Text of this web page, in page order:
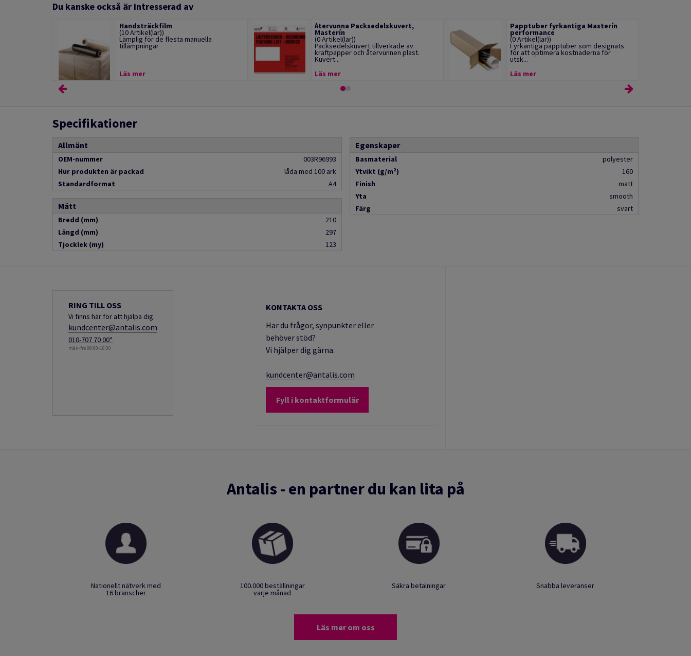
Du kanske också är intresserad av
Handsträckfilm
(10 Artikel(lar))
Lämplig för de flesta manuella
tillämpningar
Läs mer
Återvunna Packsedelskuvert,
Masterín
(0 Artikel(lar))
Packsedelskuvert tillverkade av
kraftpapper och återvunnen plast.
Kuvert...
Läs mer
Papptuber fyrkantiga Masterín
performance
(0 Artikel(lar))
Fyrkantiga papptuber som designats
för att optimera kostnaderna för
utsk...
Läs mer
Specifikationer
Allmänt
OEM-nummer
003R96993
Hur produkten är packad
låda med 100 ark
Standardformat
A4
Mått
Bredd (mm)
210
Längd (mm)
297
Tjocklek (my)
123
Egenskaper
Basmaterial
polyester
Ytvikt (g/m²)
160
Finish
matt
Yta
smooth
Färg
svart
RING TILL OSS
Vi finns här för att hjälpa dig.
kundcenter@antalis.com
010-707 70 00*
mån-fre 08:00-16:30
KONTAKTA OSS
Har du frågor, synpunkter eller
behöver stöd?
Vi hjälper dig gärna.
kundcenter@antalis.com
Fyll i kontaktformulär
Antalis - en partner du kan lita på
Nationellt nätverk med
16 branscher
100.000 beställningar
varje månad
Säkra betalningar Snabba leveranser
Läs mer om oss